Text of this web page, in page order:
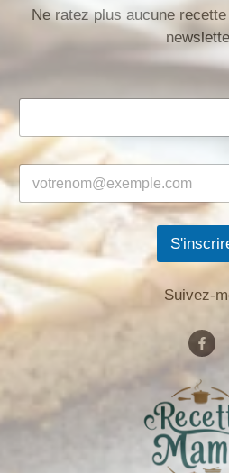
Ne ratez plus aucune
Suivez-